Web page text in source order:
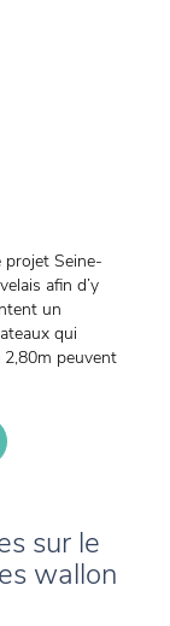
projet Seine-
afin d’y
un
qui
2,80m peuvent
sur le
wallon